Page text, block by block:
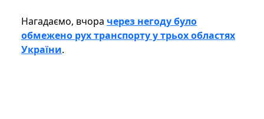
Нагадаємо, вчора через негоду було
обмежено рух транспорту у трьох областях
України.